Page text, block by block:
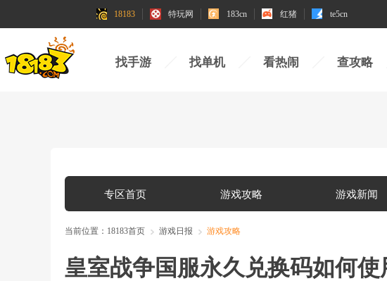
18183 特玩网 183cn 红猪 te5cn
找手游 找单机 看热闹 查攻略
专区首页 游戏攻略 游戏新闻
当前位置： 18183首页 游戏日报 游戏攻略
皇室战争国服永久兑换码如何